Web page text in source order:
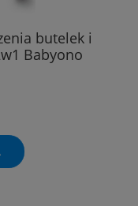
butelek i
Babyono